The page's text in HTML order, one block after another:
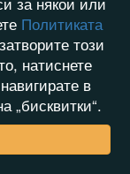
Политиката
този
натиснете
в
„бисквитки“.